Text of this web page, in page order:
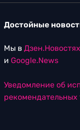
Достойные
Мы в Дзен.Новостях
и Google.News
Уведомление об
рекомендательных